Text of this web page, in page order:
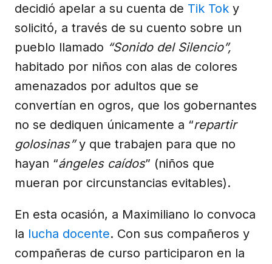
decidió apelar a su cuenta de Tik Tok y
solicitó, a través de su cuento sobre un
pueblo llamado “Sonido del Silencio”,
habitado por niños con alas de colores
amenazados por adultos que se
convertían en ogros, que los gobernantes
no se dediquen únicamente a “repartir
golosinas”y que trabajen para que no
hayan “ángeles caídos” (niños que
mueran por circunstancias evitables).
En esta ocasión, a Maximiliano lo convoca
la lucha docente. Con sus compañeros y
compañeras de curso participaron en la